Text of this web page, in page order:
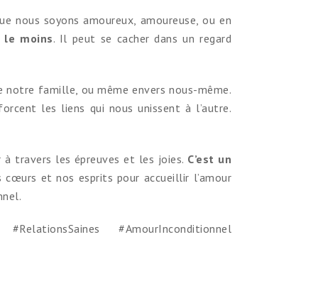
nous soyons amoureux, amoureuse, ou en
le moins. Il peut se cacher dans un regard
notre famille, ou même envers nous-même.
les liens qui nous unissent à l’autre.
à travers les épreuves et les joies. C’est un
cœurs et nos esprits pour accueillir l’amour
#AmourInconditionnel